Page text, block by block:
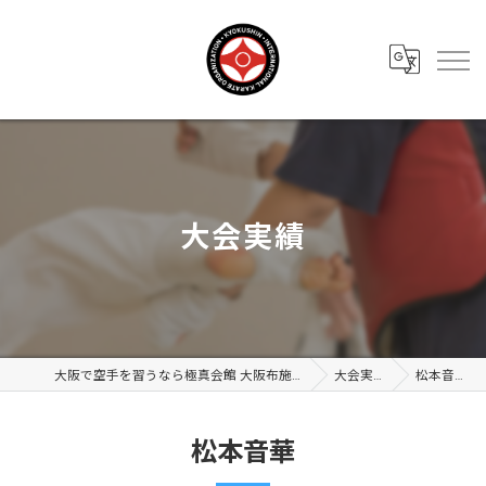
大会実績
大阪で空手を習うなら極真会館 大阪布施支部 大会実績 松本音華
松本音華